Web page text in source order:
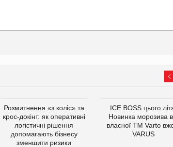
Розмитнення «з коліс» та
крос-докінг: як оперативні
логістичні рішення
допомагають бізнесу
зменшити ризики
ICE BOSS цього
Новинка морозива
власної ТМ Varto
VARUS